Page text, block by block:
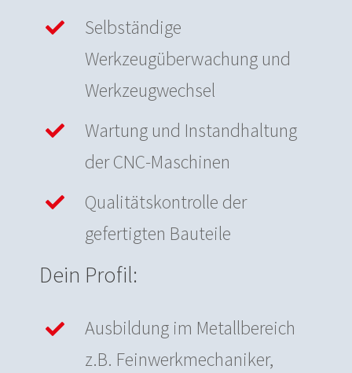
Selbständige
Werkzeugüberwachung und
Werkzeugwechsel
Wartung und Instandhaltung
der CNC-Maschinen
Qualitätskontrolle der
gefertigten Bauteile
Dein Profil:
Ausbildung im Metallbereich
z.B. Feinwerkmechaniker,